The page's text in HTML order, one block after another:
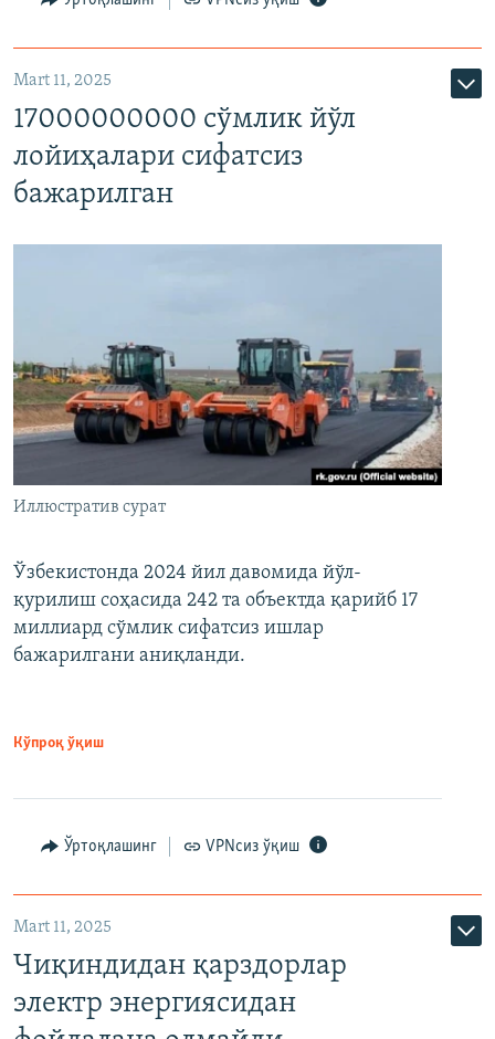
Mart 11, 2025
17000000000 сўмлик йўл
лойиҳалари сифатсиз
бажарилган
Иллюстратив сурат
Ўзбекистонда 2024 йил давомида йўл-
қурилиш соҳасида 242 та объектда қарийб 17
миллиард сўмлик сифатсиз ишлар
бажарилгани аниқланди.
Кўпроқ ўқиш
Ўртоқлашинг VPNсиз ўқиш
Mart 11, 2025
Чиқиндидан қарздорлар
электр энергиясидан